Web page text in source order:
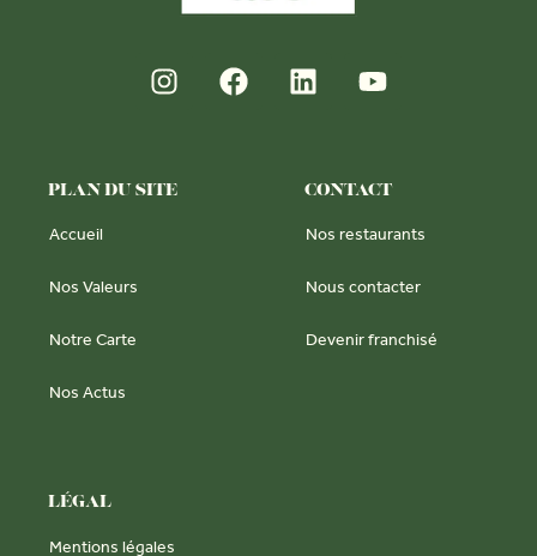
PLAN DU SITE
Accueil
Nos Valeurs
Notre Carte
Nos Actus
CONTACT
Nos restaurants
Nous contacter
Devenir franchisé
LÉGAL
Mentions légales